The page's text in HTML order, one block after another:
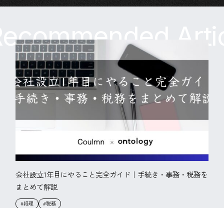
会社設立1年目にやること完全ガイド｜手続き・事務・税務を
まとめて解説
#経理 #税務